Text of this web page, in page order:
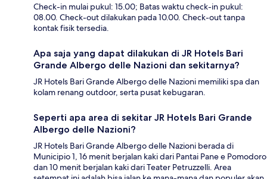
Check-in mulai pukul: 15.00; Batas waktu check-in pukul:
08.00. Check-out dilakukan pada 10.00. Check-out tanpa
kontak fisik tersedia.
Apa saja yang dapat dilakukan di JR Hotels Bari
Grande Albergo delle Nazioni dan sekitarnya?
JR Hotels Bari Grande Albergo delle Nazioni memiliki spa dan
kolam renang outdoor, serta pusat kebugaran.
Seperti apa area di sekitar JR Hotels Bari Grande
Albergo delle Nazioni?
JR Hotels Bari Grande Albergo delle Nazioni berada di
Municipio 1, 16 menit berjalan kaki dari Pantai Pane e Pomodoro
dan 10 menit berjalan kaki dari Teater Petruzzelli. Area